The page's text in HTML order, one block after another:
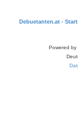
Debuetanten.at -
Powered by